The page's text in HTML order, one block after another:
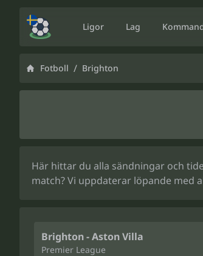
Ligor Lag
Fotboll / Brighton
Här hittar du alla sändningar och
match? Vi uppdaterar löpande med
Brighton - Aston Villa
Premier League